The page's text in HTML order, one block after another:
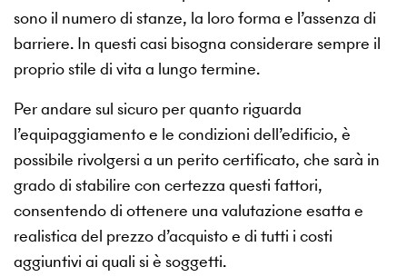
sono il numero di stanze, la loro forma e l’assenza di
barriere. In questi casi bisogna considerare sempre il
proprio stile di vita a lungo termine.
Per andare sul sicuro per quanto riguarda
l’equipaggiamento e le condizioni dell’edificio, è
possibile rivolgersi a un perito certificato, che sarà in
grado di stabilire con certezza questi fattori,
consentendo di ottenere una valutazione esatta e
realistica del prezzo d’acquisto e di tutti i costi
aggiuntivi ai quali si è soggetti.